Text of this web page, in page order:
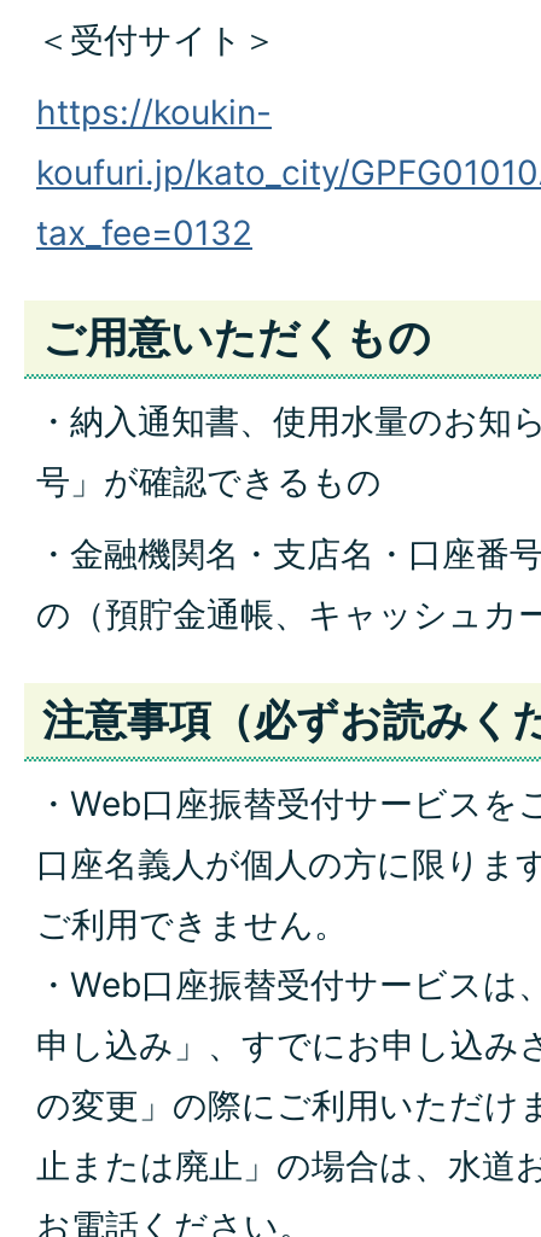
＜受付サイト＞
https://koukin-
koufuri.jp/kato_city/
tax_fee=0132
ご用意いただくもの
・納入通知書、使用水量のお知
号」が確認できるもの
・金融機関名・支店名・ 口座番
の（預貯金通帳、キャッシュカ
注意事項（必ずお読みく
・Web口座振替受付サービスを
口座名義人が個人の方に限りま
ご利用できません。
・Web⼝座振替受付サービスは
申し込み 」、すでにお申し込み
の変更」の際にご利用いただけ
止または廃止」の場合は、水道
お電話ください。